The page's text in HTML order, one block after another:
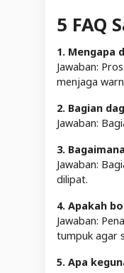
5 FAQ
1. Mengapa
Jawaban:
menjaga
2. Bagian
Jawaban:
3.
Jawaban:
dilipat.
4. Apakah
Jawaban:
tumpuk agar
5. Apa